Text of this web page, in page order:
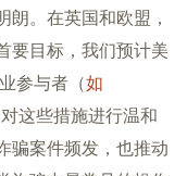
。在英国和欧盟，
要目标，我们预计美
参与者（如
这些措施进行温和
骗案件频发，也推动